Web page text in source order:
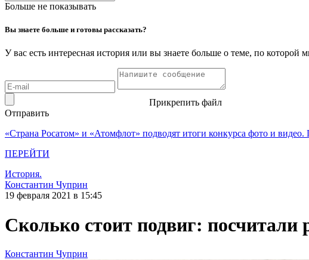
Больше не показывать
Вы знаете больше и готовы рассказать?
У вас есть интересная история или вы знаете больше о теме, по
Прикрепить файл
Отправить
«Страна Росатом» и «Атомфлот» подводят итоги конкурса фото и
ПЕРЕЙТИ
История.
Константин Чуприн
19 февраля 2021 в 15:45
Сколько стоит подвиг: посчитали
Константин Чуприн